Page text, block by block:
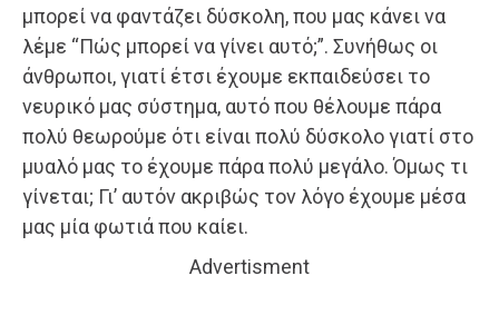
μπορεί να φαντάζει δύσκολη, που μας κάνει να
λέμε “Πώς μπορεί να γίνει αυτό;”. Συνήθως οι
άνθρωποι, γιατί έτσι έχουμε εκπαιδεύσει το
νευρικό μας σύστημα, αυτό που θέλουμε πάρα
πολύ θεωρούμε ότι είναι πολύ δύσκολο γιατί στο
μυαλό μας το έχουμε πάρα πολύ μεγάλο. Όμως τι
γίνεται; Γι’ αυτόν ακριβώς τον λόγο έχουμε μέσα
μας μία φωτιά που καίει.
Advertisment